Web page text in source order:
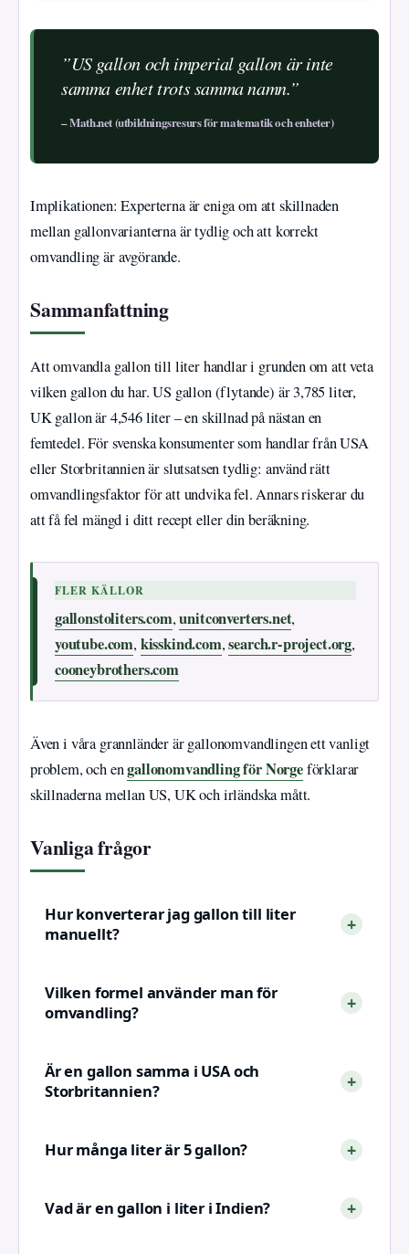
”US gallon och imperial gallon är inte
samma enhet trots samma namn.”
– Math.net (utbildningsresurs för matematik och enheter)
Implikationen: Experterna är eniga om att skillnaden
mellan gallonvarianterna är tydlig och att korrekt
omvandling är avgörande.
Sammanfattning
Att omvandla gallon till liter handlar i grunden om att veta
vilken gallon du har. US gallon (flytande) är 3,785 liter,
UK gallon är 4,546 liter – en skillnad på nästan en
femtedel. För svenska konsumenter som handlar från USA
eller Storbritannien är slutsatsen tydlig: använd rätt
omvandlingsfaktor för att undvika fel. Annars riskerar du
att få fel mängd i ditt recept eller din beräkning.
FLER KÄLLOR
gallonstoliters.com,unitconverters.net,
youtube.com,kisskind.com,search.r-project.org,
cooneybrothers.com
Även i våra grannländer är gallonomvandlingen ett vanligt
problem, och engallonomvandling för Norgeförklarar
skillnaderna mellan US, UK och irländska mått.
Vanliga frågor
Hur konverterar jag gallon till liter
manuellt?
Vilken formel använder man för
omvandling?
Är en gallon samma i USA och
Storbritannien?
Hur många liter är 5 gallon?
Vad är en gallon i liter i Indien?